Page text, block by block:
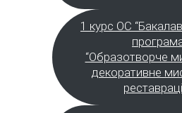
1 курс ОС
“Образотворче
декоративне